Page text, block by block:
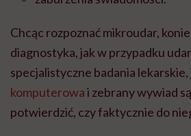
Chcąc rozpoznaćmikroudar,
diagnostyka, jak w przypadku
specjalistyczne badania lekarskie,
komputerowai zebrany wywiad są
potwierdzić, czy faktycznie do